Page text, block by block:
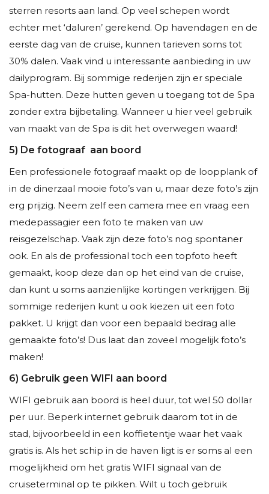
sterren resorts aan land. Op veel schepen wordt
echter met ‘daluren’ gerekend. Op havendagen en de
eerste dag van de cruise, kunnen tarieven soms tot
30% dalen. Vaak vind u interessante aanbieding in uw
dailyprogram. Bij sommige rederijen zijn er speciale
Spa-hutten. Deze hutten geven u toegang tot de Spa
zonder extra bijbetaling. Wanneer u hier veel gebruik
van maakt van de Spa is dit het overwegen waard!
5) De fotograaf aan boord
Een professionele fotograaf maakt op de loopplank of
in de dinerzaal mooie foto’s van u, maar deze foto’s zijn
erg prijzig. Neem zelf een camera mee en vraag een
medepassagier een foto te maken van uw
reisgezelschap. Vaak zijn deze foto’s nog spontaner
ook. En als de professional toch een topfoto heeft
gemaakt, koop deze dan op het eind van de cruise,
dan kunt u soms aanzienlijke kortingen verkrijgen. Bij
sommige rederijen kunt u ook kiezen uit een foto
pakket. U krijgt dan voor een bepaald bedrag alle
gemaakte foto’s! Dus laat dan zoveel mogelijk foto’s
maken!
6) Gebruik geen WIFI aan boord
WIFI gebruik aan boord is heel duur, tot wel 50 dollar
per uur. Beperk internet gebruik daarom tot in de
stad, bijvoorbeeld in een koffietentje waar het vaak
gratis is. Als het schip in de haven ligt is er soms al een
mogelijkheid om het gratis WIFI signaal van de
cruiseterminal op te pikken. Wilt u toch gebruik